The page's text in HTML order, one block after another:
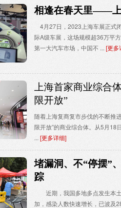
相逢在春天里——上
4月27日，2023上海车展正式
际A级车展，这场规模超36万
第一大汽车市场，中国不 ... [更多
上海首家商业综合
限开放”
随着上海复商复市步伐的不断推
限开放”的商业综合体。从5月18
... [更多详细]
堵漏洞、不“停摆”
踪
近期，我国多地多点发生本土
加，感染人数快速增长，已波及